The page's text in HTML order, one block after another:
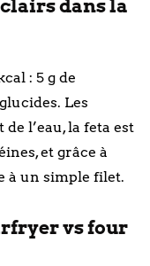
dans la
: 5 g de
Les
l’eau, la feta est
et grâce à
à un simple filet.
vs four